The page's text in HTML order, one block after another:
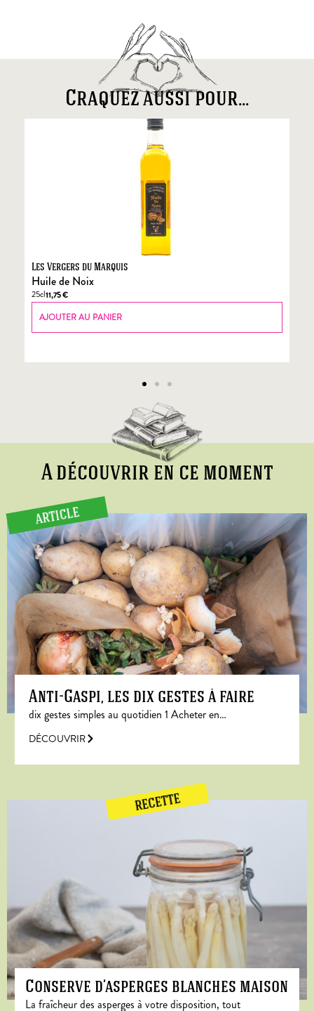
Craquez aussi pour...
Les Vergers du Marquis
Huile de Noix
25cl11,75€
AJOUTER AU PANIER
A découvrir en ce moment
ARTICLE
Anti-Gaspi, les dix gestes à faire
dix gestes simples au quotidien 1 Acheter en…
DÉCOUVRIR
RECETTE
Conserve d’asperges blanches maison
La fraîcheur des asperges à votre disposition, tout